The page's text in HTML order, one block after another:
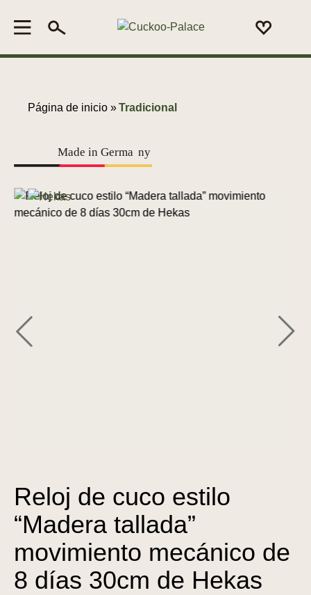
Página de inicio »Tradicional
Made in Germa ny
Reloj de cuco estilo
“Madera tallada”
movimiento mecánico de
8 días 30cm de Hekas